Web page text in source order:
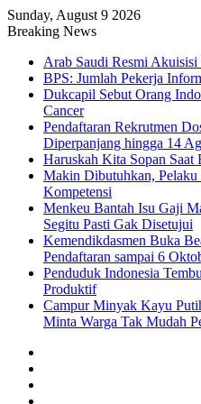
Sunday, August 9 2026
Breaking News
Arab Saudi Resmi Akuisisi
BPS: Jumlah Pekerja
Dukcapil Sebut Orang
Cancer
Pendaftaran Rekrutmen
Diperpanjang hingga 14
Haruskah Kita Sopan Saat
Makin Dibutuhkan, Pelaku
Kompetensi
Menkeu Bantah Isu Gaji
Segitu Pasti Gak Disetujui
Kemendikdasmen Buka
Pendaftaran sampai 6
Penduduk Indonesia
Produktif
Campur Minyak Kayu
Minta Warga Tak Mudah